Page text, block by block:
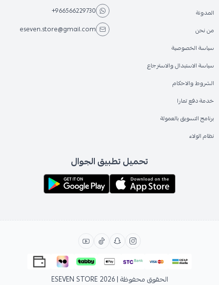
المدونة
من نحن
سياسة الخصوصية
سياسة الاستبدال والاسترجاع
الشروط والاحكام
خدمة دفع تمارا
برنامج التسويق بالعمولة
نظام الولاء
+966566229730
eseven.store@gmail.com
تحميل تطبيق الجوال
الحقوق محفوظة | 2026 ESEVEN STORE